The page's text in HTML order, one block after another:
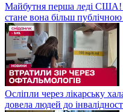
Майбутня перша леді США!
стане вона більш
Осліпли через лікарську
довела людей до